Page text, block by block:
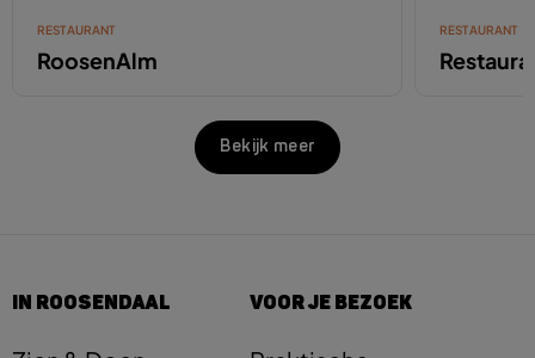
RESTAURANT
RoosenAlm
RESTAURANT
Bekijk meer
IN ROOSENDAAL VOOR JE BEZOEK